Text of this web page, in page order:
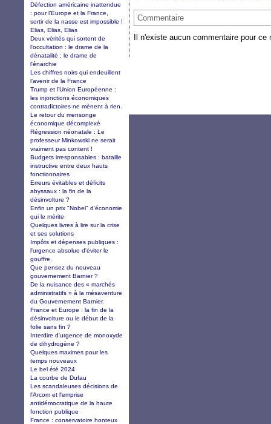
Commentaire
Il n'existe aucun commentaire pour ce
Défection américaine inattendue
: pour l’Europe et la France,
sortir de la nasse est impossible !
Elias, Elias, Elias
Deux vérités qui sortent de
l'occultation : le drame de la
dénatalité ; le drame de
l'énarchie
Les chiffres noirs qui endeuillent
l’avenir de la France
Trump et l’Union Européenne :
les injonctions économiques
contradictoires ne mènent à rien.
Le retour du mensonge
économique décomplexé
Régression néonatale : Le
professeur Minkowski ne serait
vraiment pas content !
Budgets irresponsables : bataille
instructive entre deux hauts
fonctionnaires
Erreurs évitables et déficits
abyssaux : la fin de la
désinvolture ?
Enfin un prix "Nobel" d'économie
qui le mérite
Quelques livres à lire sur la crise
et ses solutions
Impôts et dépenses publiques :
l'urgence absolue d'éviter le
gouffre.
Que pensez du nouveau
gouvernement Barnier ?
De la nuisance des « marchés
administratifs » à la mésaventure
du Gouvernement Barnier.
France et Europe : la fin de la
désinvolture ou le début de la
folie sans fin ?
Interdire d'urgence de monoxyde
de dihydrogène ?
Quelques maximes pour les
temps nouveaux
Le bel été 2024
La courbe de Dufau
Les scandaleuses décisions de
l'Arcom et l'emprise
antidémocratique de la haute
fonction publique
France : conservatoire honteux